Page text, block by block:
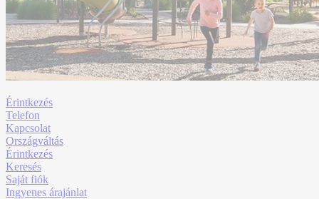
Érintkezés
Telefon
Kapcsolat
Országváltás
Érintkezés
Keresés
Saját fiók
Ingyenes árajánlat